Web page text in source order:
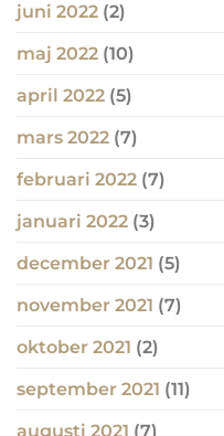
juni 2022 (2)
maj 2022 (10)
april 2022 (5)
mars 2022 (7)
februari 2022 (7)
januari 2022 (3)
december 2021 (5)
november 2021 (7)
oktober 2021 (2)
september 2021 (11)
augusti 2021 (7)